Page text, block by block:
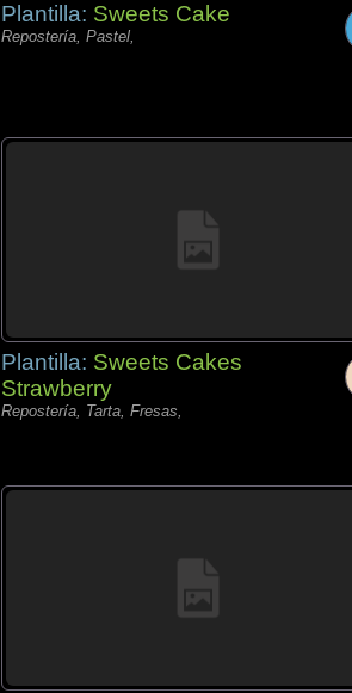
Plantilla: Sweets Cake
Repostería, Pastel,
Plantilla: Sweets Cakes
Strawberry
Repostería, Tarta, Fresas,